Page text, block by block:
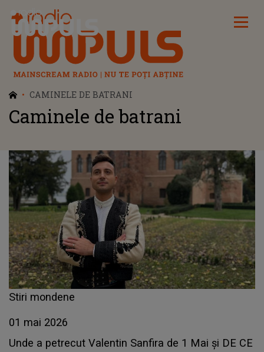
Radio Impuls
CAMINELE DE BATRANI
Caminele de batrani
Stiri mondene
01 mai 2026
Unde a petrecut Valentin Sanfira de 1 Mai și DE CE